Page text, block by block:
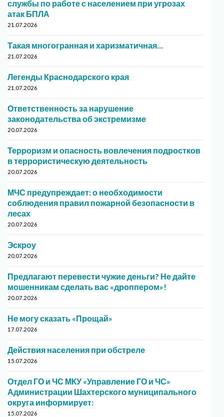
службы по работе с населением при угрозах
атак БПЛА
21.07.2026
Такая многогранная и харизматичная…
21.07.2026
Легенды Краснодарского края
21.07.2026
Ответственность за нарушение
законодательства об экстремизме
20.07.2026
Терроризм и опасность вовлечения подростков
в террористическую деятельность
20.07.2026
МЧС предупреждает: о необходимости
соблюдения правил пожарной безопасности в
лесах
20.07.2026
Эскроу
20.07.2026
Предлагают перевести чужие деньги? Не дайте
мошенникам сделать вас «дроппером»!
20.07.2026
Не могу сказать «Прощай»
17.07.2026
Действия населения при обстреле
15.07.2026
Отдел ГО и ЧС МКУ «Управление ГО и ЧС»
Администрации Шахтерского муниципального
округа информирует:
15.07.2026